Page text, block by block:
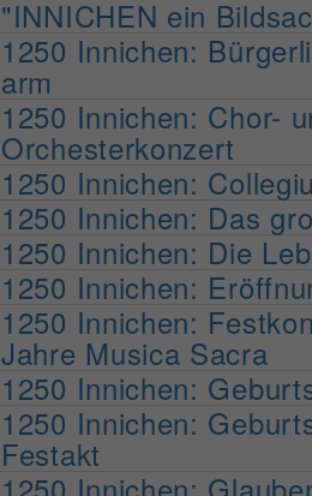
"INNICHEN ein
1250 Innichen:
arm
1250 Innichen: Chor-
Orchesterkonzert
1250 Innichen:
1250 Innichen: Das
1250 Innichen: Die
1250 Innichen:
1250 Innichen:
Jahre Musica Sacra
1250 Innichen:
1250 Innichen:
Festakt